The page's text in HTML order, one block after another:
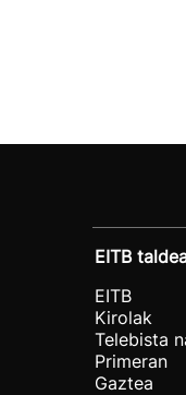
EITB
EITB
Kirolak
Telebista
Primeran
Gaztea